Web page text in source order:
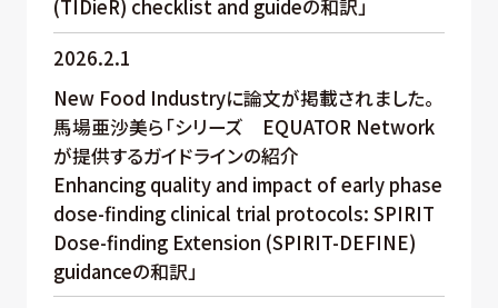
(TIDieR) checklist and guideの和訳」
2026.2.1
New Food Industryに論文が掲載されました。
馬場亜沙美ら「シリーズ EQUATOR Network
が提供するガイドラインの紹介
Enhancing quality and impact of early phase
dose-finding clinical trial protocols: SPIRIT
Dose-finding Extension (SPIRIT-DEFINE)
guidanceの和訳」